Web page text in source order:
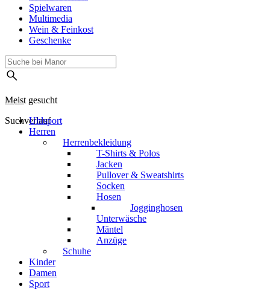
Spielwaren
Multimedia
Wein & Feinkost
Geschenke
Meist gesucht
Suchverlauf
Uhlsport
Herren
Herrenbekleidung
T-Shirts & Polos
Jacken
Pullover & Sweatshirts
Socken
Hosen
Jogginghosen
Unterwäsche
Mäntel
Anzüge
Schuhe
Kinder
Damen
Sport